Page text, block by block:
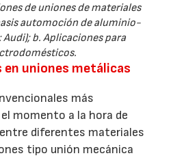
de uniones de materiales
automoción de aluminio-
b. Aplicaciones para
uniones metálicas
más
momento a la hora de
diferentes materiales
tipo unión mecánica